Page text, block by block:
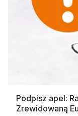
Podpisz apel:
Zrewidowaną